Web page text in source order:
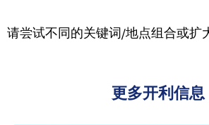
请尝试不同的关键词/地点组合或扩
更多开利信息